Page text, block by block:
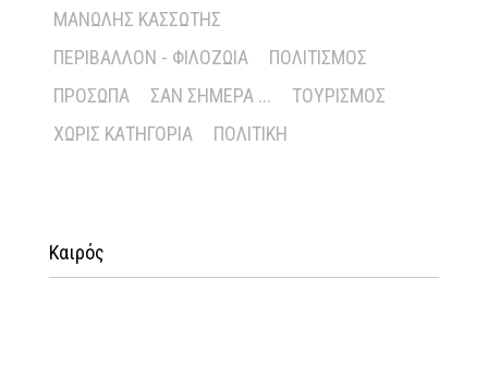
ΜΑΝΏΛΗΣ ΚΑΣΣΏΤΗΣ
ΠΕΡΙΒΆΛΛΟΝ - ΦΙΛΟΖΩΊΑ
ΠΟΛΙΤΙΣΜΌΣ
ΠΡΌΣΩΠΑ
ΣΑΝ ΣΉΜΕΡΑ ...
ΤΟΥΡΙΣΜΌΣ
ΧΩΡΊΣ ΚΑΤΗΓΟΡΊΑ
ΠΟΛΙΤΙΚΉ
Καιρός